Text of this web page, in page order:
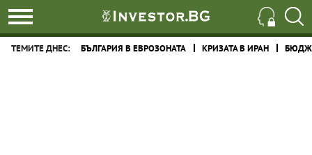
ТЕМИТЕ ДНЕС: БЪЛГАРИЯ В ЕВРОЗОНАТА КРИЗАТА В ИРАН